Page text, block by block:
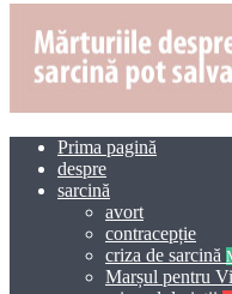
Prima pagină
despre
sarcină
avort
contracepție
criza de sarcină
Marșul pentru